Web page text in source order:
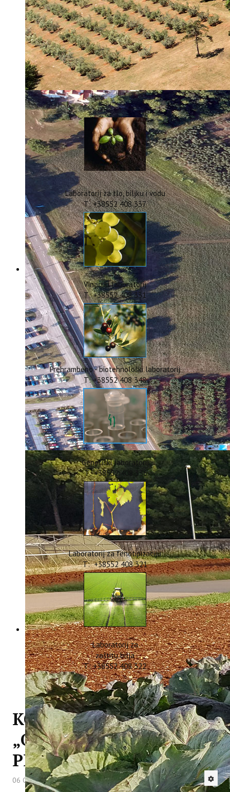
Projekti Instituta
Dialogue4Tourism
REVIVE
WASTEREDUCE
MITOMED+
WINTERMED
CASTWATER
INHERIT
CONSUMLESS PLUS
IstraOILFest
ARHIVA PROJEKATA
IstraECOinclusive
Izdavačka djelatnost
Izbor u znanstvena zvanja
Dokumenti
Statut
Strategija
CIP
Pravo na pristup informacijama
Zaštita osobnih podataka
Godišnji izvještaj
Javna nabava
Natječaji za radna mjesta
Zakonodavni okvir
Akti Instituta
Linkovi
Kontakt
webmail
Popularizacija znanosti
ERASMUS+
HyPro4ST
DIGIAGRI
GreenTea
CIRCOLIVE
Laboratorij za tlo, biljku i vodu
T: +38552 408 337
Vinarski laboratorij
T: +38552 408 331
Prehrambeno - biotehnološki laboratorij
T: +38552 408 348
Genetički laboratorij
T: +38552 408 336
Laboratorij za fenotipizaciju
T: +38552 408 321
Laboratorij za
zaštitu bilja
T: +38552 408 322
KONFERENCIJA
„ODRŽIVO UPRAVLJANJE
PLAŽAMA“
06 Ožujak 2018 Hitova: 4141